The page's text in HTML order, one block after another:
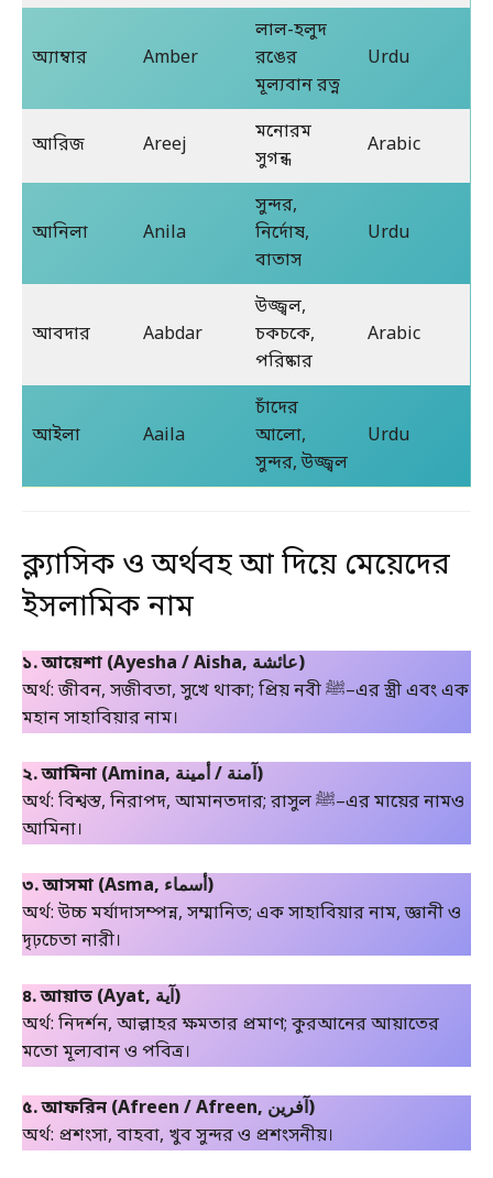
অ্যাম্বার Amber
লাল-হলুদ
রঙের
মূল্যবান রত্ন
Urdu
আরিজ Areej
মনোরম
সুগন্ধ
Arabic
আনিলা Anila
সুন্দর,
নির্দোষ,
বাতাস
Urdu
আবদার Aabdar
উজ্জ্বল,
চকচকে,
পরিষ্কার
Arabic
আইলা Aaila
চাঁদের
আলো,
সুন্দর, উজ্জ্বল
Urdu
ক্ল্যাসিক ও অর্থবহ আ দিয়ে মেয়েদের
ইসলামিক নাম
১. আয়েশা (Ayesha / Aisha, عائشة)
অর্থ: জীবন, সজীবতা, সুখে থাকা; প্রিয় নবী ﷺ–এর স্ত্রী এবং এক
মহান সাহাবিয়ার নাম।
২. আমিনা (Amina, آمنة / أمينة)
অর্থ: বিশ্বস্ত, নিরাপদ, আমানতদার; রাসুল ﷺ–এর মায়ের নামও
আমিনা।
৩. আসমা (Asma, أسماء)
অর্থ: উচ্চ মর্যাদাসম্পন্ন, সম্মানিত; এক সাহাবিয়ার নাম, জ্ঞানী ও
দৃঢ়চেতা নারী।
৪. আয়াত (Ayat, آية)
অর্থ: নিদর্শন, আল্লাহর ক্ষমতার প্রমাণ; কুরআনের আয়াতের
মতো মূল্যবান ও পবিত্র।
৫. আফরিন (Afreen / Afreen, آفرين)
অর্থ: প্রশংসা, বাহবা, খুব সুন্দর ও প্রশংসনীয়।